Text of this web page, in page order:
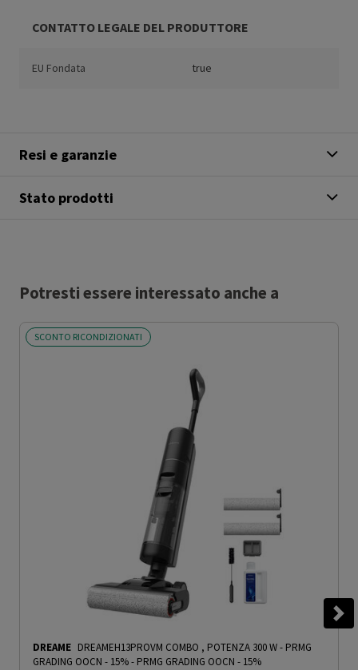
CONTATTO LEGALE DEL PRODUTTORE
EU Fondata true
Resi e garanzie
Stato prodotti
Potresti essere interessato anche a
SCONTO RICONDIZIONATI
DREAME DREAMEH13PROVM COMBO , POTENZA 300 W - PRMG
GRADING OOCN - 15%- PRMG GRADING OOCN - 15%